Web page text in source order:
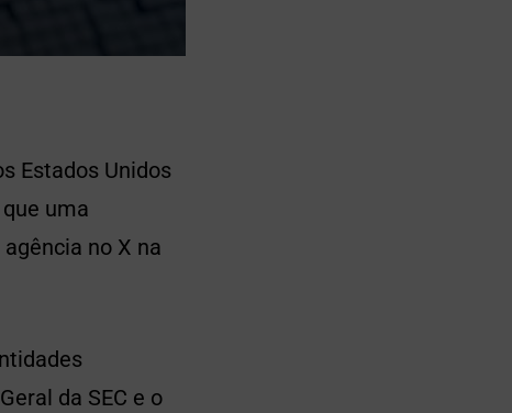
Estados Unidos
uma
no X na
da SEC e o